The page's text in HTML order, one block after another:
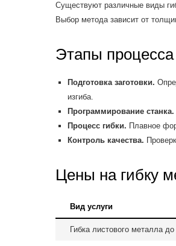
Существуют различные виды
Выбор метода зависит от
Этапы
Подготовка заготовки.
изгиба.
Программирование станка.
Процесс гибки. Плавное
Контроль качества.
Цены на гибку
Вид услуги
Гибка листового металла